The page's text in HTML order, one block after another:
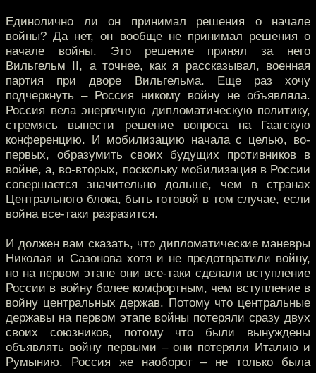
Единолично ли он принимал решения о начале
войны? Да нет, он вообще не принимал решения о
начале войны. Это решение принял за него
Вильгельм II, а точнее, как я рассказывал, военная
партия при дворе Вильгельма. Еще раз хочу
подчеркнуть – Россия никому войну не объявляла.
Россия вела энергичную дипломатическую политику,
стремясь вынести решение вопроса на Гаагскую
конференцию. И мобилизацию начала с целью, во-
первых, образумить своих будущих противников в
войне, а, во-вторых, поскольку мобилизация в России
совершается значительно дольше, чем в странах
Центрального блока, быть готовой в том случае, если
война все-таки разразится.
И должен вам сказать, что дипломатические маневры
Николая и Сазонова хотя и не предотвратили войну,
но на первом этапе они все-таки сделали вступление
России в войну более комфортным, чем вступление в
войну центральных держав. Потому что центральные
державы на первом этапе войны потеряли сразу двух
своих союзников, потому что были вынуждены
объявлять войну первыми – они потеряли Италию и
Румынию. Россия же наоборот – не только была